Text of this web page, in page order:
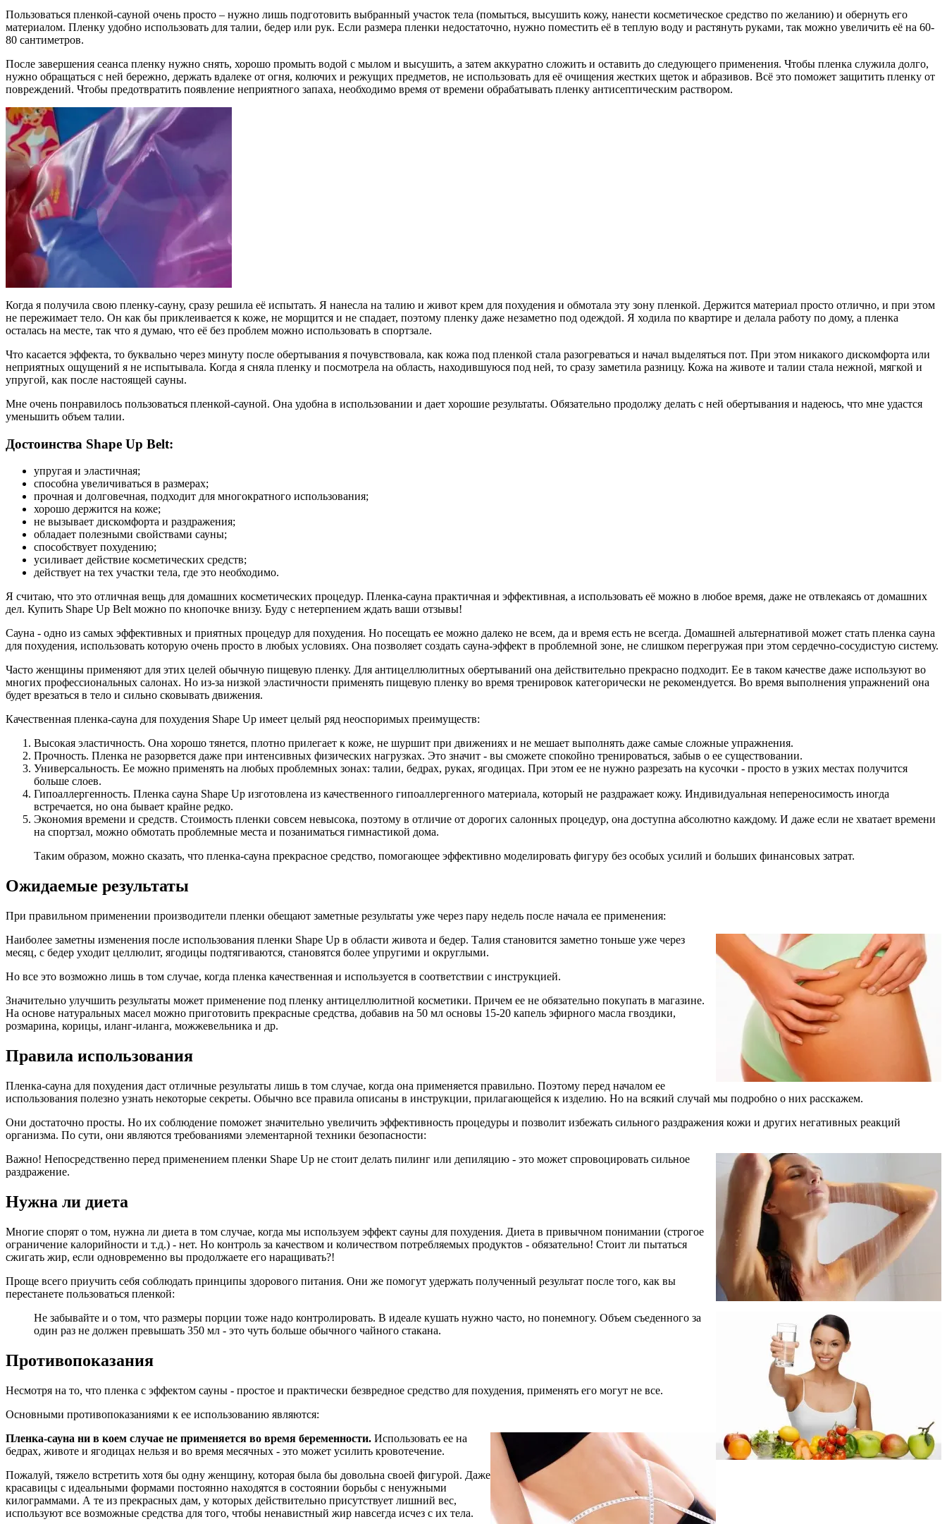
Пользоваться пленкой-сауной очень просто – нужно лишь подготовить выбранный участок тела (помыться, высушить кожу, нанести косметическое средство по желанию) и обернуть его
материалом. Пленку удобно использовать для талии, бедер или рук. Если размера пленки недостаточно, нужно поместить её в теплую воду и растянуть руками, так можно увеличить её на 60-
80 сантиметров.
После завершения сеанса пленку нужно снять, хорошо промыть водой с мылом и высушить, а затем аккуратно сложить и оставить до следующего применения. Чтобы пленка служила долго,
нужно обращаться с ней бережно, держать вдалеке от огня, колючих и режущих предметов, не использовать для её очищения жестких щеток и абразивов. Всё это поможет защитить пленку от
повреждений. Чтобы предотвратить появление неприятного запаха, необходимо время от времени обрабатывать пленку антисептическим раствором.
Когда я получила свою пленку-сауну, сразу решила её испытать. Я нанесла на талию и живот крем для похудения и обмотала эту зону пленкой. Держится материал просто отлично, и при этом
не пережимает тело. Он как бы приклеивается к коже, не морщится и не спадает, поэтому пленку даже незаметно под одеждой. Я ходила по квартире и делала работу по дому, а пленка
осталась на месте, так что я думаю, что её без проблем можно использовать в спортзале.
Что касается эффекта, то буквально через минуту после обертывания я почувствовала, как кожа под пленкой стала разогреваться и начал выделяться пот. При этом никакого дискомфорта или
неприятных ощущений я не испытывала. Когда я сняла пленку и посмотрела на область, находившуюся под ней, то сразу заметила разницу. Кожа на животе и талии стала нежной, мягкой и
упругой, как после настоящей сауны.
Мне очень понравилось пользоваться пленкой-сауной. Она удобна в использовании и дает хорошие результаты. Обязательно продолжу делать с ней обертывания и надеюсь, что мне удастся
уменьшить объем талии.
Достоинства Shape Up Belt:
упругая и эластичная;
способна увеличиваться в размерах;
прочная и долговечная, подходит для многократного использования;
хорошо держится на коже;
не вызывает дискомфорта и раздражения;
обладает полезными свойствами сауны;
способствует похудению;
усиливает действие косметических средств;
действует на тех участки тела, где это необходимо.
Я считаю, что это отличная вещь для домашних косметических процедур. Пленка-сауна практичная и эффективная, а использовать её можно в любое время, даже не отвлекаясь от домашних
дел. Купить Shape Up Belt можно по кнопочке внизу. Буду с нетерпением ждать ваши отзывы!
Сауна - одно из самых эффективных и приятных процедур для похудения. Но посещать ее можно далеко не всем, да и время есть не всегда. Домашней альтернативой может стать пленка сауна
для похудения, использовать которую очень просто в любых условиях. Она позволяет создать сауна-эффект в проблемной зоне, не слишком перегружая при этом сердечно-сосудистую систему.
Часто женщины применяют для этих целей обычную пищевую пленку. Для антицеллюлитных обертываний она действительно прекрасно подходит. Ее в таком качестве даже используют во
многих профессиональных салонах. Но из-за низкой эластичности применять пищевую пленку во время тренировок категорически не рекомендуется. Во время выполнения упражнений она
будет врезаться в тело и сильно сковывать движения.
Качественная пленка-сауна для похудения Shape Up имеет целый ряд неоспоримых преимуществ:
Высокая эластичность. Она хорошо тянется, плотно прилегает к коже, не шуршит при движениях и не мешает выполнять даже самые сложные упражнения.
Прочность. Пленка не разорвется даже при интенсивных физических нагрузках. Это значит - вы сможете спокойно тренироваться, забыв о ее существовании.
Универсальность. Ее можно применять на любых проблемных зонах: талии, бедрах, руках, ягодицах. При этом ее не нужно разрезать на кусочки - просто в узких местах получится
больше слоев.
Гипоаллергенность. Пленка сауна Shape Up изготовлена из качественного гипоаллергенного материала, который не раздражает кожу. Индивидуальная непереносимость иногда
встречается, но она бывает крайне редко.
Экономия времени и средств. Стоимость пленки совсем невысока, поэтому в отличие от дорогих салонных процедур, она доступна абсолютно каждому. И даже если не хватает времени
на спортзал, можно обмотать проблемные места и позаниматься гимнастикой дома.
Таким образом, можно сказать, что пленка-сауна прекрасное средство, помогающее эффективно моделировать фигуру без особых усилий и больших финансовых затрат.
Ожидаемые результаты
При правильном применении производители пленки обещают заметные результаты уже через пару недель после начала ее применения:
Наиболее заметны изменения после использования пленки Shape Up в области живота и бедер. Талия становится заметно тоньше уже через
месяц, с бедер уходит целлюлит, ягодицы подтягиваются, становятся более упругими и округлыми.
Но все это возможно лишь в том случае, когда пленка качественная и используется в соответствии с инструкцией.
Значительно улучшить результаты может применение под пленку антицеллюлитной косметики. Причем ее не обязательно покупать в магазине.
На основе натуральных масел можно приготовить прекрасные средства, добавив на 50 мл основы 15-20 капель эфирного масла гвоздики,
розмарина, корицы, иланг-иланга, можжевельника и др.
Правила использования
Пленка-сауна для похудения даст отличные результаты лишь в том случае, когда она применяется правильно. Поэтому перед началом ее
использования полезно узнать некоторые секреты. Обычно все правила описаны в инструкции, прилагающейся к изделию. Но на всякий случай мы подробно о них расскажем.
Они достаточно просты. Но их соблюдение поможет значительно увеличить эффективность процедуры и позволит избежать сильного раздражения кожи и других негативных реакций
организма. По сути, они являются требованиями элементарной техники безопасности:
Важно! Непосредственно перед применением пленки Shape Up не стоит делать пилинг или депиляцию - это может спровоцировать сильное
раздражение.
Нужна ли диета
Многие спорят о том, нужна ли диета в том случае, когда мы используем эффект сауны для похудения. Диета в привычном понимании (строгое
ограничение калорийности и т.д.) - нет. Но контроль за качеством и количеством потребляемых продуктов - обязательно! Стоит ли пытаться
сжигать жир, если одновременно вы продолжаете его наращивать?!
Проще всего приучить себя соблюдать принципы здорового питания. Они же помогут удержать полученный результат после того, как вы
перестанете пользоваться пленкой:
Не забывайте и о том, что размеры порции тоже надо контролировать. В идеале кушать нужно часто, но понемногу. Объем съеденного за
один раз не должен превышать 350 мл - это чуть больше обычного чайного стакана.
Противопоказания
Несмотря на то, что пленка с эффектом сауны - простое и практически безвредное средство для похудения, применять его могут не все.
Основными противопоказаниями к ее использованию являются:
Пленка-сауна ни в коем случае не применяется во время беременности. Использовать ее на
бедрах, животе и ягодицах нельзя и во время месячных - это может усилить кровотечение.
Пожалуй, тяжело встретить хотя бы одну женщину, которая была бы довольна своей фигурой. Даже
красавицы с идеальными формами постоянно находятся в состоянии борьбы с ненужными
килограммами. А те из прекрасных дам, у которых действительно присутствует лишний вес,
используют все возможные средства для того, чтобы ненавистный жир навсегда исчез с их тела.